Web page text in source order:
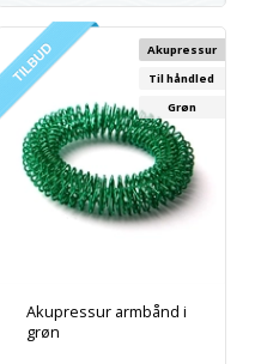
Akupressur armbånd i
grøn
Akupressur
Til håndled
Grøn